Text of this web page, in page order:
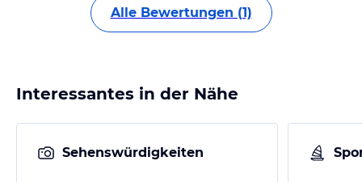
Alle Bewertungen (1)
Interessantes in der Nähe
Sehenswürdigkeiten